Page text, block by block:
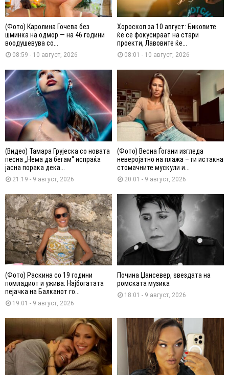
(Фото) Каролина Гочева без
шминка на одмор — на 46 години
воодушевува со...
08:59 - 10 август, 2026
Хороскоп за 10 август: Биковите
ќе се фокусираат на стари
проекти, Лавовите ќе...
08:01 - 10 август, 2026
(Видео) Тамара Грујеска со новата
песна „Нема да бегам“ испраќа
јасна порака дека...
21:19 - 9 август, 2026
(Фото) Весна Ѓогани изгледа
неверојатно на плажа – ги истакна
стомачните мускули и...
20:01 - 9 август, 2026
(Фото) Раскина со 19 години
помладиот и ужива: Најбогатата
пејачка на Балканот го...
19:01 - 9 август, 2026
Почина Џансевер, ѕвездата на
ромската музика
18:01 - 9 август, 2026